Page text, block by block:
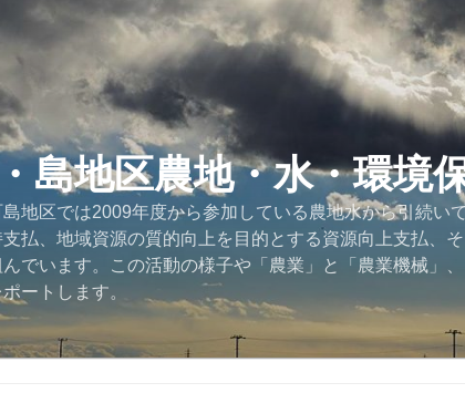
島地区農地・水・環境
地区では2009年度から参加している農地水から引続い
払、地域資源の質的向上を目的とする資源向上支払、
でいます。この活動の様子や「農業」と「農業機械」
ートします。